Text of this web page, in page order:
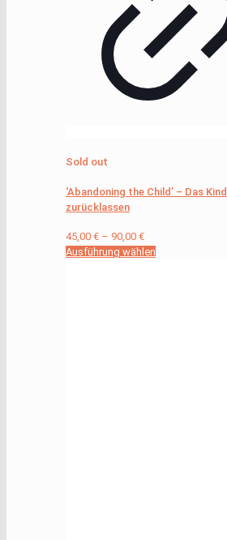
Sold out
‘Abandoning the Child’ – Das Kind
zurücklassen
45,00 € – 90,00 €
Ausführung wählen